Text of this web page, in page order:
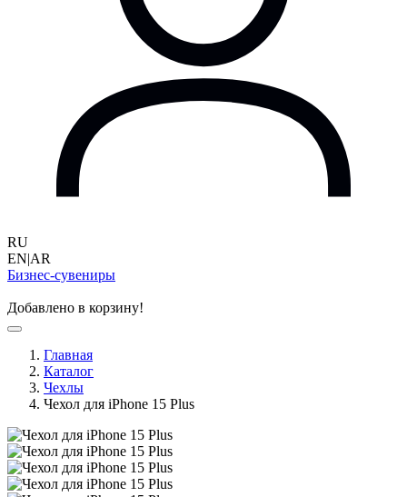
RU
EN|AR
Бизнес-сувениры
Добавлено в корзину!
Главная
Каталог
Чехлы
Чехол для iPhone 15 Plus